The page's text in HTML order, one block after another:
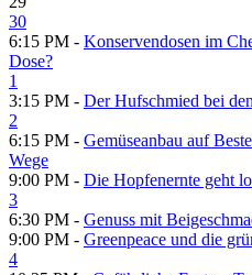
30
6:15 PM - Konservendosen im
Dose?
1
3:15 PM - Der Hufschmied bei
2
6:15 PM - Gemüseanbau auf
Wege
9:00 PM - Die Hopfenernte geht
3
6:30 PM - Genuss mit
9:00 PM - Greenpeace und die
4